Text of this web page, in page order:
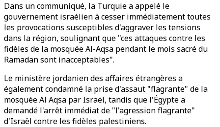
Dans un communiqué, la Turquie a appelé le
gouvernement israélien à cesser immédiatement toutes
les provocations susceptibles d'aggraver les tensions
dans la région, soulignant que "ces attaques contre les
fidèles de la mosquée Al-Aqsa pendant le mois sacré du
Ramadan sont inacceptables".
Le ministère jordanien des affaires étrangères a
également condamné la prise d'assaut "flagrante" de la
mosquée Al Aqsa par Israël, tandis que l'Égypte a
demandé l'arrêt immédiat de "l'agression flagrante"
d'Israël contre les fidèles palestiniens.